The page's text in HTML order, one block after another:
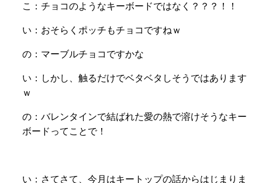
こ：チョコのようなキーボードではなく？？？！！
い：おそらくポッチもチョコですねｗ
の：マーブルチョコですかな
い：しかし、触るだけでベタベタしそうではあります
ｗ
の：バレンタインで結ばれた愛の熱で溶けそうなキー
ボードってことで！
い：さてさて、今月はキートップの話からはじまりま